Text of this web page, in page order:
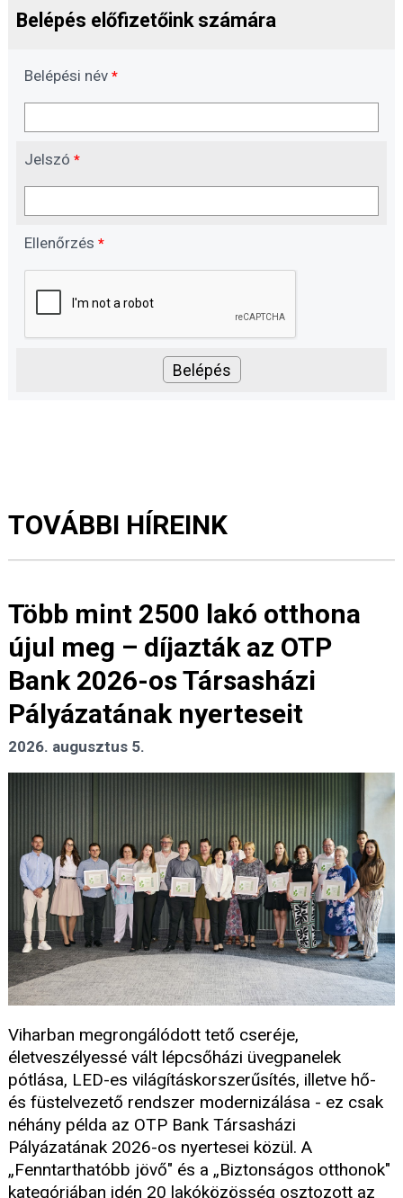
Belépés előfizetőink számára
Belépési név *
Jelszó *
Ellenőrzés *
TOVÁBBI HÍREINK
Több mint 2500 lakó otthona
újul meg – díjazták az OTP
Bank 2026-os Társasházi
Pályázatának nyerteseit
2026. augusztus 5.
Viharban megrongálódott tető cseréje,
életveszélyessé vált lépcsőházi üvegpanelek
pótlása, LED-es világításkorszerűsítés, illetve hő-
és füstelvezető rendszer modernizálása - ez csak
néhány példa az OTP Bank Társasházi
Pályázatának 2026-os nyertesei közül. A
„Fenntarthatóbb jövő" és a „Biztonságos otthonok"
kategóriában idén 20 lakóközösség osztozott az